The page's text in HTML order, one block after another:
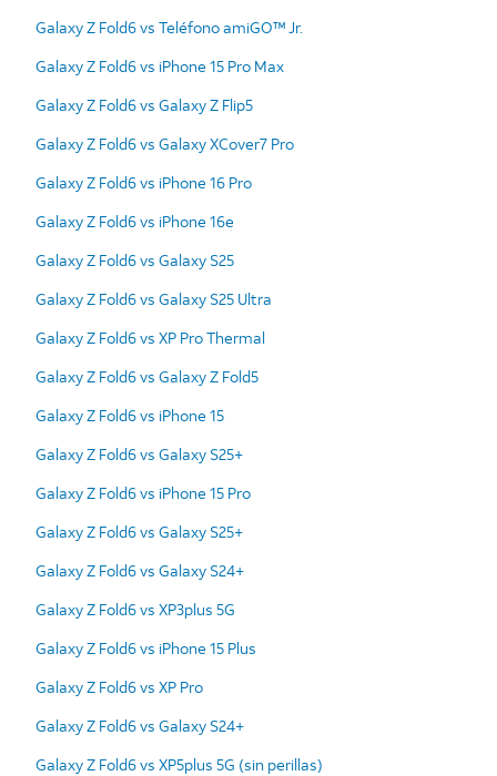
Galaxy Z Fold6 vs Teléfono amiGO™ Jr.
Galaxy Z Fold6 vs iPhone 15 Pro Max
Galaxy Z Fold6 vs Galaxy Z Flip5
Galaxy Z Fold6 vs Galaxy XCover7 Pro
Galaxy Z Fold6 vs iPhone 16 Pro
Galaxy Z Fold6 vs iPhone 16e
Galaxy Z Fold6 vs Galaxy S25
Galaxy Z Fold6 vs Galaxy S25 Ultra
Galaxy Z Fold6 vs XP Pro Thermal
Galaxy Z Fold6 vs Galaxy Z Fold5
Galaxy Z Fold6 vs iPhone 15
Galaxy Z Fold6 vs Galaxy S25+
Galaxy Z Fold6 vs iPhone 15 Pro
Galaxy Z Fold6 vs Galaxy S25+
Galaxy Z Fold6 vs Galaxy S24+
Galaxy Z Fold6 vs XP3plus 5G
Galaxy Z Fold6 vs iPhone 15 Plus
Galaxy Z Fold6 vs XP Pro
Galaxy Z Fold6 vs Galaxy S24+
Galaxy Z Fold6 vs XP5plus 5G (sin perillas)